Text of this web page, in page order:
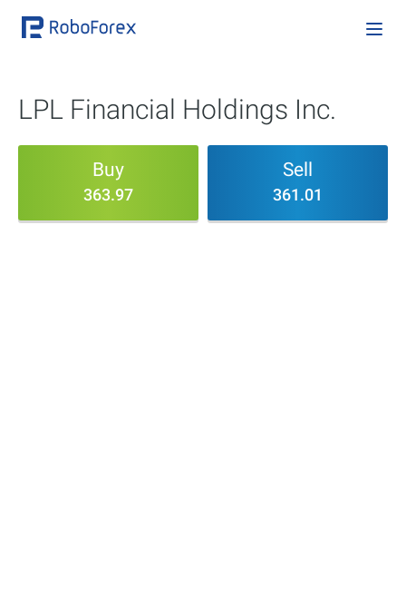
LPL Financial Holdings Inc.
Buy
363.97
Sell
361.01